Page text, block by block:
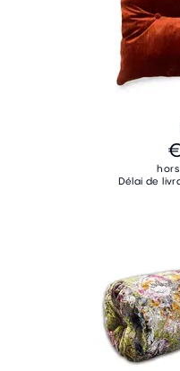
Délai de